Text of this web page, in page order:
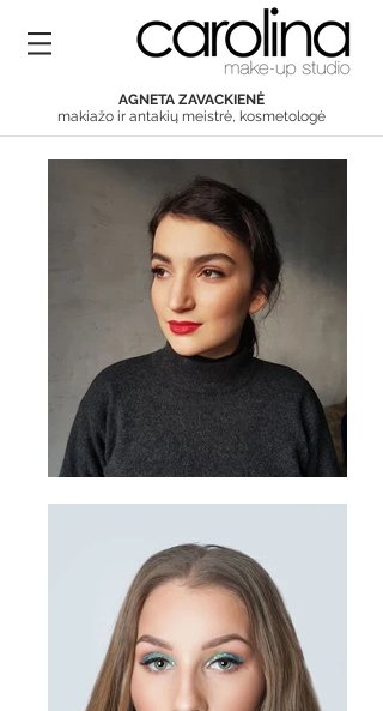
AGNETA ZAVACKIENĖ
makiažo ir antakių meistrė, kosmetologė